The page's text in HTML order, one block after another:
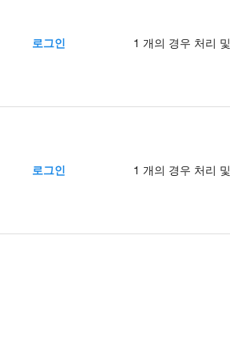
로그인 1 개의 경우 처리
로그인 1 개의 경우 처리